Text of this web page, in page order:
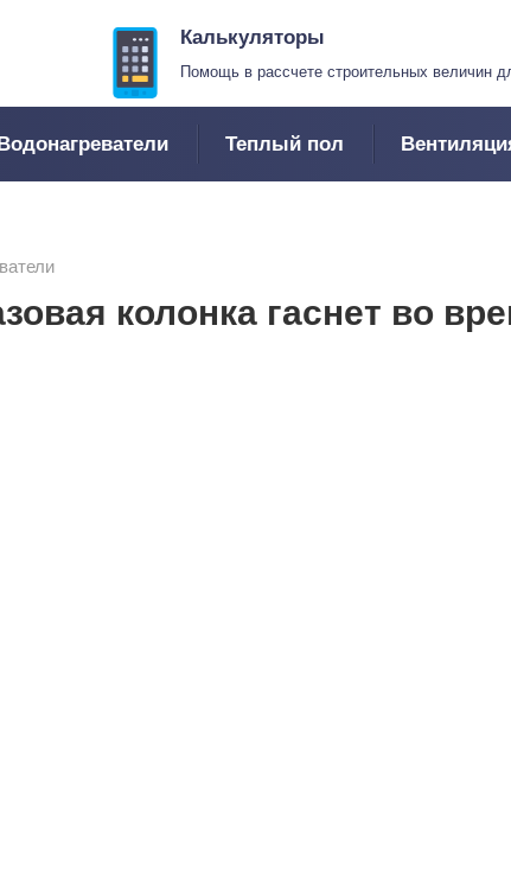
Калькуляторы
Помощь в рассчете строительных величин
Теплый пол
колонка гаснет во